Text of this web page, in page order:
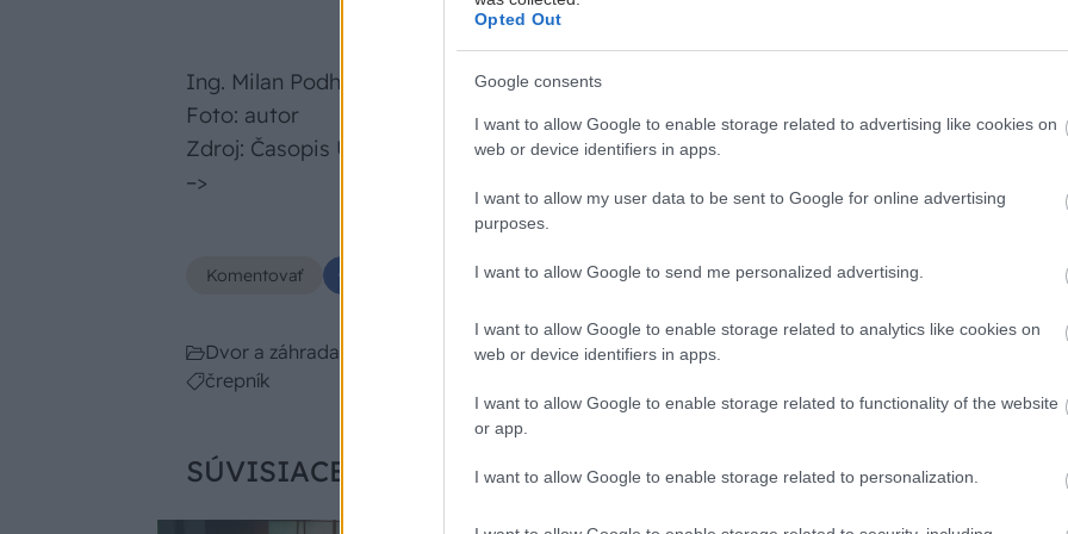
Opted Out
Google consents
I want to allow Google to enable storage related to advertising like cookies on
web or device identifiers in apps.
I want to allow my user data to be sent to Google for online advertising
purposes.
I want to allow Google to send me personalized advertising.
I want to allow Google to enable storage related to analytics like cookies on
web or device identifiers in apps.
I want to allow Google to enable storage related to functionality of the website
or app.
I want to allow Google to enable storage related to personalization.
Ing. Milan Podhradský, Šaľa
Foto: autor
Zdroj: Časopis Urob si sám
–>
Komentovať
Dvor a záhrada
črepník
SÚVISIACE